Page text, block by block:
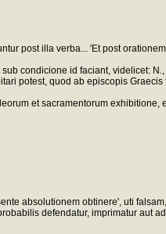
post illa verba... 'Et post
condicione id faciant, videlicet:
potest, quod ab episcopis Graecis
et sacramentorum exhibitione,
absolutionem obtinere', uti
defendatur, imprimatur aut